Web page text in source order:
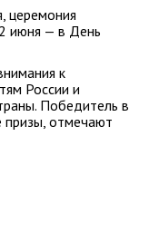
церемония
июня — в День
к
России и
Победитель в
призы, отмечают